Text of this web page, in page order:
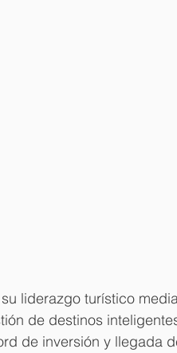
liderazgo turístico
de destinos
de inversión y llegada